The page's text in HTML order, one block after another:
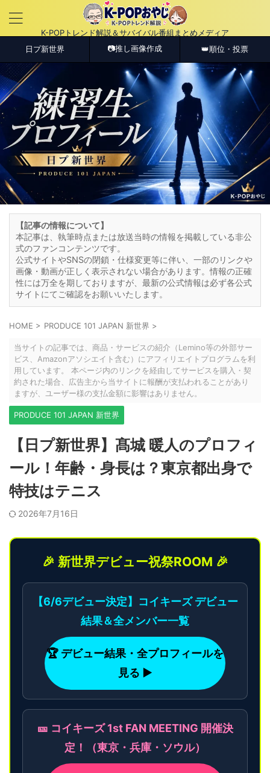
K-POPトレンド解説＆サバイバル番組まとめメディア
日プ新世界 📷推し画像作成 👑順位・投票
【記事の情報について】
本記事は、執筆時点または放送当時の情報を掲載している非公
式のファンコンテンツです。
公式サイトやSNSの閉鎖・仕様変更等に伴い、一部のリンクや
画像・動画が正しく表示されない場合があります。情報の正確
性には万全を期しておりますが、最新の公式情報は必ず各公式
サイトにてご確認をお願いいたします。
HOME > PRODUCE 101 JAPAN 新世界 >
当サイトの記事では、商品・サービスの紹介（Lemino等の外部サー
ビス、Amazonアソシエイト含む）にアフィリエイトプログラムを利
用しています。 本ページ内のリンクを経由してサービスを購入・契
約された場合、広告主から当サイトに報酬が支払われることがあり
ますが、ユーザー様の支払金額に影響はありません。
PRODUCE 101 JAPAN 新世界
【日プ新世界】髙城 暖人のプロフィ
ール！年齢・身長は？東京都出身で
特技はテニス
2026年7月16日
🎉 新世界デビュー祝祭ROOM 🎉
【6/6デビュー決定】コイキーズ デビュー
結果＆全メンバー一覧
🏆 デビュー結果・全プロフィールを
見る ▶
🎫 コイキーズ 1st FAN MEETING 開催決
定！（東京・兵庫・ソウル）